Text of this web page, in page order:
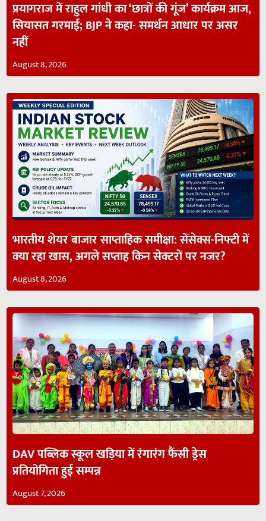
प्रयागराज में राहुल गांधी का ‘छात्रों की गूंज’ कार्यक्रम आज,
सियासत गरमाई; BJP ने कहा- समर्थन आधार पर असर
नहीं
August 8, 2026
भारतीय शेयर बाजार साप्ताहिक समीक्षा: सेंसेक्स-निफ्टी में
क्या रहा खास, अगले सप्ताह किन सेक्टरों पर नजर?
August 8, 2026
DAV पब्लिक स्कूल खड़िया में रंगारंग फैंसी ड्रेस
प्रतियोगिता हुई सम्पन्न
August 7, 2026